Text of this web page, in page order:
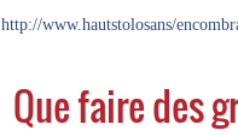
http://www.hautstolosans/
Que faire des